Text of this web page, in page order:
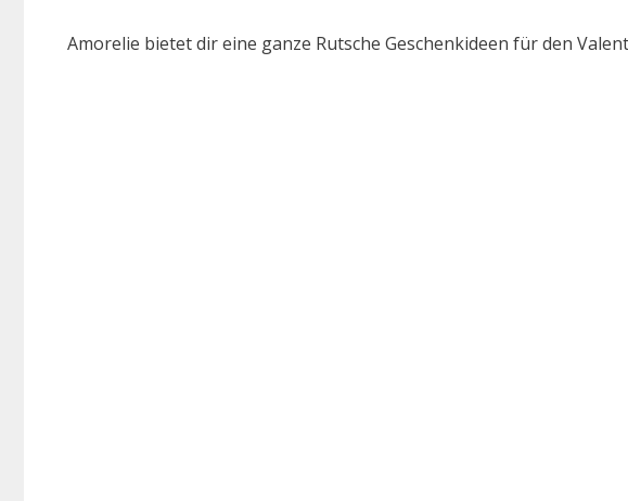
Amorelie bietet dir eine ganze Rutsche Geschenkideen für den